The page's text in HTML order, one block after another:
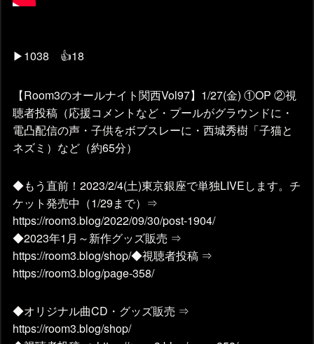
▶1038 👍18
【Room3のオールナイト関西Vol97】1/27(金) ①OP ②視
聴者投稿（応援コメントなど・プールがグラウンドに・
電凸配信の声・子供をボブスレーに・西城秀樹「子猫と
ネズミ）など（約65分）
◆もう直前！2023/2/4(土)東京銀座で単独LIVEします。チ
ケット発売中（1/29まで）⇒
https://room3.blog/2022/09/30/post-1904/
◆2023年1月～新作グッズ販売 ⇒
https://room3.blog/shop/◆視聴者投稿 ⇒
https://room3.blog/page-358/
◆オリジナル曲CD・グッズ販売 ⇒
https://room3.blog/shop/